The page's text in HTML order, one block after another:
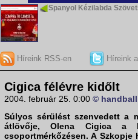
Spanyol Kézilabda
Híreink RSS-en Híreink
Cigica félévre kidőlt
2004. február 25. 0:00 ©
Súlyos sérülést szenvedett a
átlövője, Olena Cigica a
csoportmérkőzésen. A